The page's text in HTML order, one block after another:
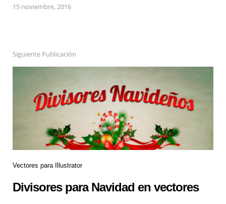
15 noviembre, 2016
Siguiente Publicación
Vectores para Illustrator
Divisores para Navidad en vectores